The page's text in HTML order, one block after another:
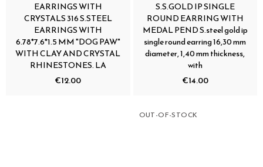
EARRINGS WITH
CRYSTALS 316 S.STEEL
EARRINGS WITH
6.78*7.6*1.5 MM "DOG PAW"
WITH CLAY AND CRYSTAL
RHINESTONES. LA
€12.00
S.S.GOLD IP SINGLE
ROUND EARRING WITH
MEDAL PEND S.steel gold ip
single round earring 16,30 mm
diameter, 1,40 mm thickness,
with
€14.00
OUT-OF-STOCK